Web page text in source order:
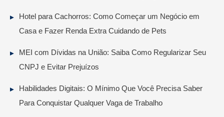
Hotel para Cachorros: Como Começar um Negócio em
Casa e Fazer Renda Extra Cuidando de Pets
MEI com Dívidas na União: Saiba Como Regularizar Seu
CNPJ e Evitar Prejuízos
Habilidades Digitais: O Mínimo Que Você Precisa Saber
Para Conquistar Qualquer Vaga de Trabalho